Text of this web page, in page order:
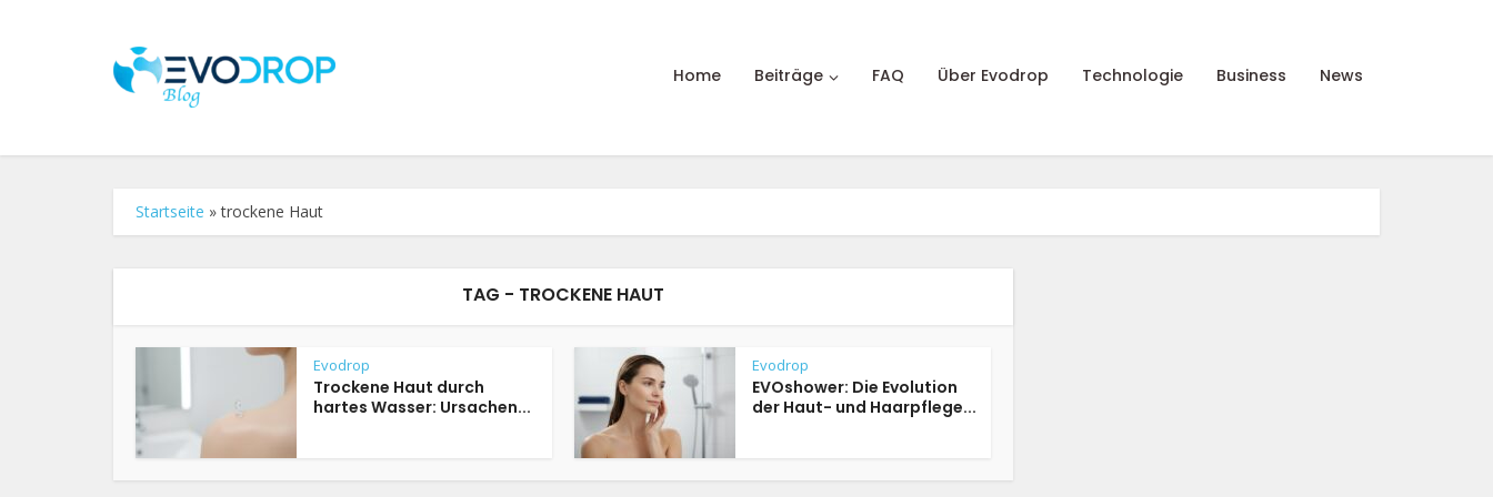
Home Beiträge FAQ Über Evodrop Technologie Business News
Startseite »trockene Haut
TAG - TROCKENE HAUT
Evodrop
Trockene Haut durch
hartes Wasser: Ursachen...
Evodrop
EVOshower: Die Evolution
der Haut- und Haarpflege...